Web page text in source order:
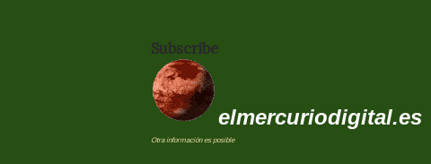
Subscribe
elmercuriodigital.es
Otra información es posible